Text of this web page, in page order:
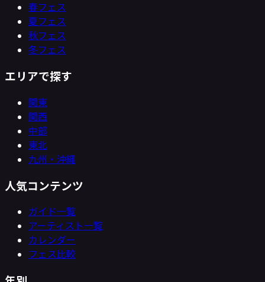
春フェス
夏フェス
秋フェス
冬フェス
エリアで探す
関東
関西
中部
東北
九州・沖縄
人気コンテンツ
ガイド一覧
アーティスト一覧
カレンダー
フェス比較